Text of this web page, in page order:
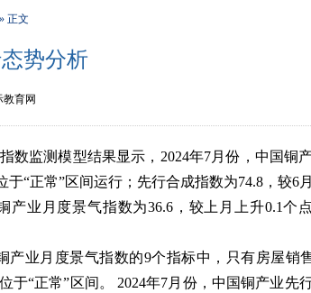
» 正文
势分析
教育网
数监测模型结果显示，2024年7月份，中国铜
于“正常”区间运行；先行合成指数为74.8，较6
产业月度景气指数为36.6，较上月上升0.1个
产业月度景气指数的9个指标中，只有房屋销
于“正常”区间。 2024年7月份，中国铜产业先